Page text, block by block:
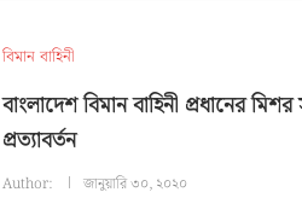
বিমান বাহিনী
বাংলাদেশ বিমান বাহিনী প্রধানের
প্রত্যাবর্তন
Author: জানুয়ারি ৩০, ২০২০